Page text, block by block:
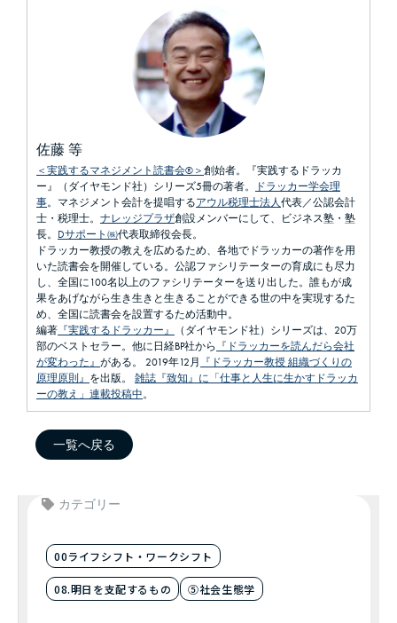
佐藤 等
＜実践するマネジメント読書会®＞創始者。『実践するドラッカ
ー』（ダイヤモンド社）シリーズ5冊の著者。
ドラッカー学会理
事。マネジメント会計を提唱するアウル税理士法人代表／公認会計
士・税理士。 ナレッジプラザ創設メンバーにして、ビジネス塾・塾
長。 Dサポート㈱代表取締役会長。
ドラッカー教授の教えを広めるため、各地でドラッカーの著作を用
いた読書会を開催している。公認ファシリテーターの育成にも尽力
し、全国に100名以上のファシリテーターを送り出した。誰もが成
果をあげながら生き生きと生きることができる世の中を実現するた
め、全国に読書会を設置するため活動中。
編著 『実践するドラッカー』
（ダイヤモンド社）シリーズは、20万
部のベストセラー。他に日経BP社から 『ドラッカーを読んだら会社
が変わった』 がある。 2019年12月 『ドラッカー教授 組織づくりの
原理原則』 を出版。 雑誌『致知』に「仕事と人生に生かすドラッカ
ーの教え」連載投稿中。
一覧へ戻る
カテゴリー
00ライフシフト・ワークシフト
08.明日を支配するもの ⑤社会生態学